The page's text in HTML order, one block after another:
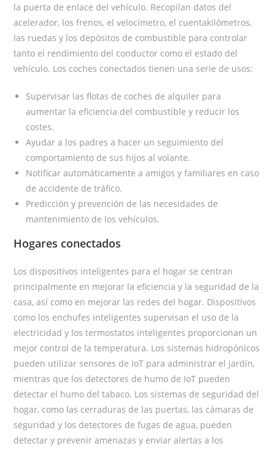
la puerta de enlace del vehículo. Recopilan datos del
acelerador, los frenos, el velocímetro, el cuentakilómetros,
las ruedas y los depósitos de combustible para controlar
tanto el rendimiento del conductor como el estado del
vehículo. Los coches conectados tienen una serie de usos:
Supervisar las flotas de coches de alquiler para
aumentar la eficiencia del combustible y reducir los
costes.
Ayudar a los padres a hacer un seguimiento del
comportamiento de sus hijos al volante.
Notificar automáticamente a amigos y familiares en caso
de accidente de tráfico.
Predicción y prevención de las necesidades de
mantenimiento de los vehículos.
Hogares conectados
Los dispositivos inteligentes para el hogar se centran
principalmente en mejorar la eficiencia y la seguridad de la
casa, así como en mejorar las redes del hogar. Dispositivos
como los enchufes inteligentes supervisan el uso de la
electricidad y los termostatos inteligentes proporcionan un
mejor control de la temperatura. Los sistemas hidropónicos
pueden utilizar sensores de IoT para administrar el jardín,
mientras que los detectores de humo de IoT pueden
detectar el humo del tabaco. Los sistemas de seguridad del
hogar, como las cerraduras de las puertas, las cámaras de
seguridad y los detectores de fugas de agua, pueden
detectar y prevenir amenazas y enviar alertas a los